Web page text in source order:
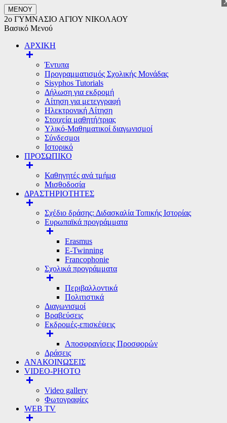
ΜΕΝΟΥ
2ο ΓΥΜΝΑΣΙΟ ΑΓΙΟΥ ΝΙΚΟΛΑΟΥ
Βασικό Μενού
ΑΡΧΙΚΗ
Έντυπα
Προγραμματισμός Σχολικής Μονάδας
Sisyphos Tutorials
Δήλωση για εκδρομή
Αίτηση για μετεγγραφή
Ηλεκτρονική Αίτηση
Στοιχεία μαθητή/τριας
Υλικό-Μαθηματικοί διαγωνισμοί
Σύνδεσμοι
Ιστορικό
ΠΡΟΣΩΠΙΚΟ
Καθηγητές ανά τμήμα
Μισθοδοσία
ΔΡΑΣΤΗΡΙΟΤΗΤΕΣ
Σχέδιο δράσης: Διδασκαλία Τοπικής Ιστορίας
Ευρωπαϊκά προγράμματα
Erasmus
E-Twinning
Francophonie
Σχολικά προγράμματα
Περιβαλλοντικά
Πολιτιστικά
Διαγωνισμοί
Βραβεύσεις
Εκδρομές-επισκέψεις
Αποσφραγίσεις Προσφορών
Δράσεις
ΑΝΑΚΟΙΝΩΣΕΙΣ
VIDEO-PHOTO
Video gallery
Φωτογραφίες
WEB TV